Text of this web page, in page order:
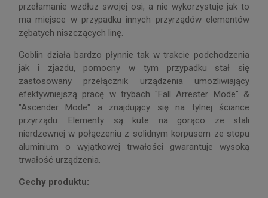
przełamanie wzdłuz swojej osi, a nie wykorzystuje jak to
ma miejsce w przypadku innych przyrządów elementów
zębatych niszczących linę.
Goblin działa bardzo płynnie tak w trakcie podchodzenia
jak i zjazdu, pomocny w tym przypadku stał się
zastosowany przełącznik urządzenia umozliwiający
efektywniejszą pracę w trybach "Fall Arrester Mode" &
"Ascender Mode" a znajdujący się na tylnej ściance
przyrządu. Elementy są kute na gorąco ze stali
nierdzewnej w połączeniu z solidnym korpusem ze stopu
aluminium o wyjątkowej trwałości gwarantuje wysoką
trwałość urządzenia.
Cechy produktu: